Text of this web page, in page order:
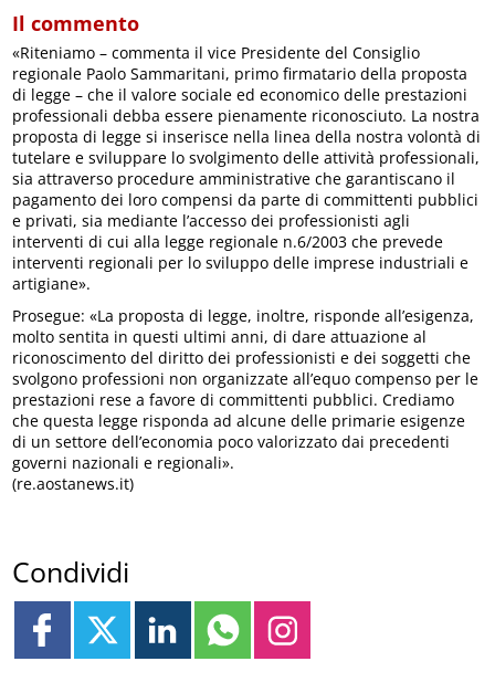
Il commento
«Riteniamo – commenta il vice Presidente del Consiglio
regionale Paolo Sammaritani, primo firmatario della proposta
di legge – che il valore sociale ed economico delle prestazioni
professionali debba essere pienamente riconosciuto. La nostra
proposta di legge si inserisce nella linea della nostra volontà di
tutelare e sviluppare lo svolgimento delle attività professionali,
sia attraverso procedure amministrative che garantiscano il
pagamento dei loro compensi da parte di committenti pubblici
e privati, sia mediante l’accesso dei professionisti agli
interventi di cui alla legge regionale n.6/2003 che prevede
interventi regionali per lo sviluppo delle imprese industriali e
artigiane».
Prosegue: «La proposta di legge, inoltre, risponde all’esigenza,
molto sentita in questi ultimi anni, di dare attuazione al
riconoscimento del diritto dei professionisti e dei soggetti che
svolgono professioni non organizzate all’equo compenso per le
prestazioni rese a favore di committenti pubblici. Crediamo
che questa legge risponda ad alcune delle primarie esigenze
di un settore dell’economia poco valorizzato dai precedenti
governi nazionali e regionali».
(re.aostanews.it)
Condividi